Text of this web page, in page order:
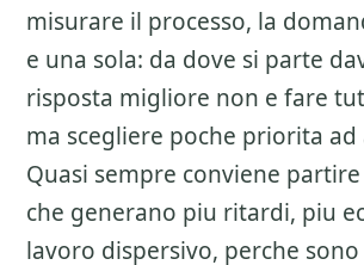
misurare il processo, la
e una sola: da dove si parte
risposta migliore non e fare
ma scegliere poche priorita
Quasi sempre conviene
che generano piu ritardi, piu
lavoro dispersivo, perche